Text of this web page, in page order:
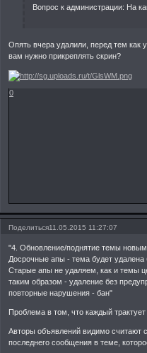
Вопрос к администрации: На
Опять вчера удалили, перед тем как
вам нужно прикреплять скрин?
0
Поделиться11.05.2015 11:27:07
"4. Обновление/поднятие темы
Досрочные апы - тема будет удалена
Старые апы не удаляем, как и темы
таким образом - удаление без
повторные нарушения - бан"
Проблема в том, что каждый
Авторы объявлений видимо считают
последнего сообщения в теме,